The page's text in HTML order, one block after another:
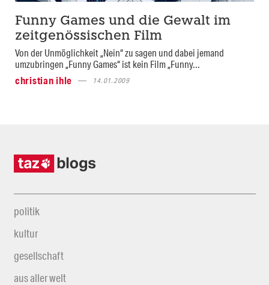
Funny Games und die Gewalt im
zeitgenössischen Film
Von der Unmöglichkeit „Nein“ zu sagen und dabei jemand
umzubringen „Funny Games“ ist kein Film „Funny...
christian ihle
14.01.2009
politik
kultur
gesellschaft
aus aller welt